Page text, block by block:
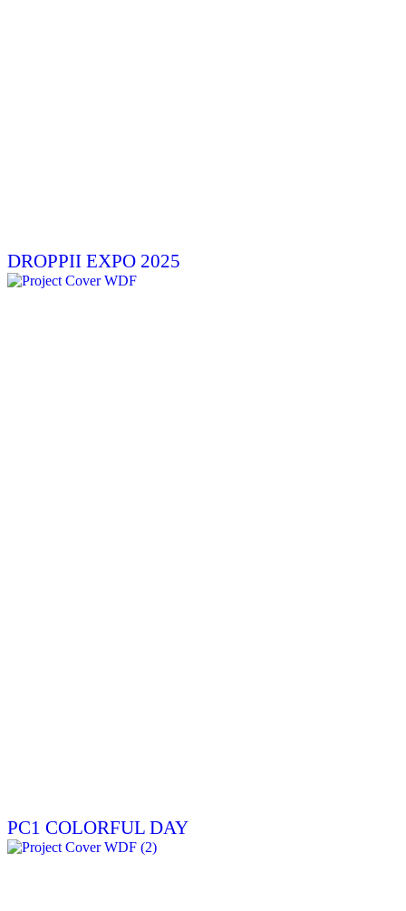
DROPPII EXPO 2025
PC1 COLORFUL DAY